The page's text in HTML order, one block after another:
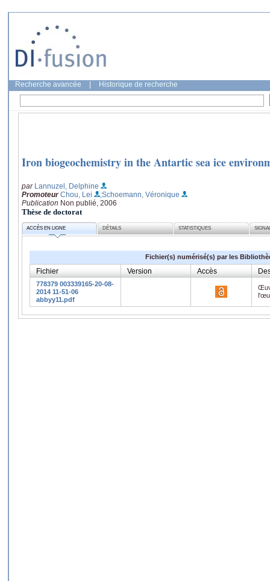
Recherche avancée Historique de recherche
Iron biogeochemistry in the Antartic sea ice
par Lannuzel, Delphine
Promoteur Chou, Lei
;Schoemann, Véronique
Publication Non publié, 2006
Thèse de doctorat
ACCÈS EN LIGNE DÉTAILS STATISTIQUES
Fichier(s) numérisé(s) par les
Fichier Version Accès
778379 003339165-20-08-
2014 11-51-06
abbyy11.pdf